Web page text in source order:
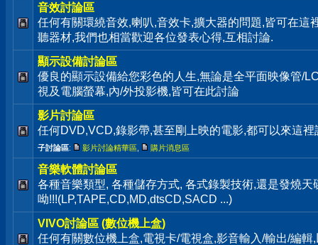
音效討論區
任何有關環繞音效,喇叭,音效卡,擴大器的問題,皆可在這
聽器材,我們也相當歡迎各位發表心得,互相討論.
顯示設備討論區
優良的顯示設備給您彩色的人生,無論是全平面映像管/
視及電腦螢幕,內/外投影機,皆可在此討論
影片討論區
任何DVD,VCD,錄影帶,甚至剛上映的電影,都可以來這裡
子討論區: 影片討論精華區 購片消息區
音樂軟體討論區
各種音樂類型, 各種儲存方式, 各式錄製技術,還是發燒
呦!!!(LP,TAPE,CD,MD,dtsCD,SACD ...)
VIVO討論區 (數位機上盒)
任何有關數位機上盒,電視卡/電視盒,影音輸入/輸出/編輯